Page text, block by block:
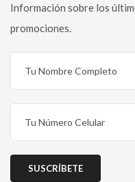
Información sobre los
promociones.